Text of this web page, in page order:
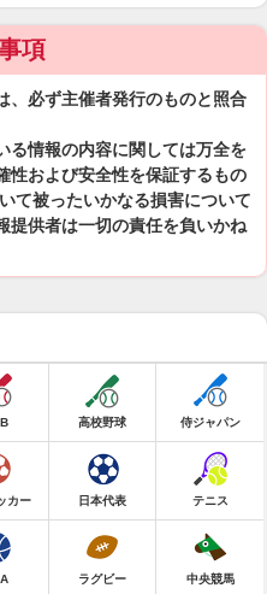
項
、必ず主催者発行のものと照合
る情報の内容に関しては万全を
性および安全性を保証するもの
て被ったいかなる損害について
提供者は一切の責任を負いかね
高校野球 侍ジャパン
カー 日本代表 テニス
ラグビー 中央競馬